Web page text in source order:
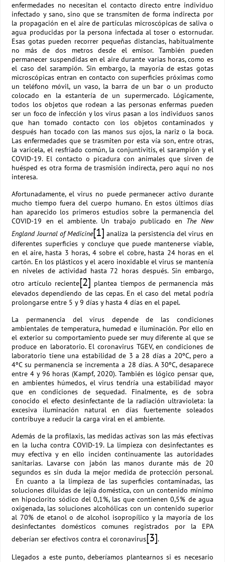
enfermedades no necesitan el contacto directo entre individuo
infectado y sano, sino que se transmiten de forma indirecta por
la propagación en el aire de partículas microscópicas de saliva o
agua producidas por la persona infectada al toser o estornudar.
Esas gotas pueden recorrer pequeñas distancias, habitualmente
no más de dos metros desde el emisor. También pueden
permanecer suspendidas en el aire durante varias horas, como es
el caso del sarampión. Sin embargo, la mayoría de estas gotas
microscópicas entran en contacto con superficies próximas como
un teléfono móvil, un vaso, la barra de un bar o un producto
colocado en la estantería de un supermercado. Lógicamente,
todos los objetos que rodean a las personas enfermas pueden
ser un foco de infección y los virus pasan a los individuos sanos
que han tomado contacto con los objetos contaminados y
después han tocado con las manos sus ojos, la nariz o la boca.
Las enfermedades que se trasmiten por esta vía son, entre otras,
la varicela, el resfriado común, la conjuntivitis, el sarampión y el
COVID-19. El contacto o picadura con animales que sirven de
huésped es otra forma de trasmisión indirecta, pero aquí no nos
interesa.
Afortunadamente, el virus no puede permanecer activo durante
mucho tiempo fuera del cuerpo humano. En estos últimos días
han aparecido los primeros estudios sobre la permanencia del
COVID-19 en el ambiente. Un trabajo publicado en The New
England Journal of Medicine[1] analiza la persistencia del virus en
diferentes superficies y concluye que puede mantenerse viable,
en el aire, hasta 3 horas, 4 sobre el cobre, hasta 24 horas en el
cartón. En los plásticos y el acero inoxidable el virus se mantenía
en niveles de actividad hasta 72 horas después. Sin embargo,
otro artículo reciente[2] plantea tiempos de permanencia más
elevados dependiendo de las cepas. En el caso del metal podría
prolongarse entre 5 y 9 días y hasta 4 días en el papel.
La permanencia del virus depende de las condiciones
ambientales de temperatura, humedad e iluminación. Por ello en
el exterior su comportamiento puede ser muy diferente al que se
produce en laboratorio. El coronavirus TGEV, en condiciones de
laboratorio tiene una estabilidad de 3 a 28 días a 20ºC, pero a
4ºC su permanencia se incrementa a 28 días. A 30ºC, desaparece
entre 4 y 96 horas (Kampf, 2020). También es lógico pensar que,
en ambientes húmedos, el virus tendría una estabilidad mayor
que en condiciones de sequedad. Finalmente, es de sobra
conocido el efecto desinfectante de la radiación ultravioleta: la
excesiva iluminación natural en días fuertemente soleados
contribuye a reducir la carga viral en el ambiente.
Además de la profilaxis, las medidas activas son las más efectivas
en la lucha contra COVID-19. La limpieza con desinfectantes es
muy efectiva y en ello inciden continuamente las autoridades
sanitarias. Lavarse con jabón las manos durante más de 20
segundos es sin duda la mejor medida de protección personal.
En cuanto a la limpieza de las superficies contaminadas, las
soluciones diluidas de lejía doméstica, con un contenido mínimo
en hipoclorito sódico del 0,1%, las que contienen 0,5% de agua
oxigenada, las soluciones alcohólicas con un contenido superior
al 70% de etanol o de alcohol isopropílico y la mayoría de los
desinfectantes domésticos comunes registrados por la EPA
deberían ser efectivos contra el coronavirus[3].
Llegados a este punto, deberíamos plantearnos si es necesario